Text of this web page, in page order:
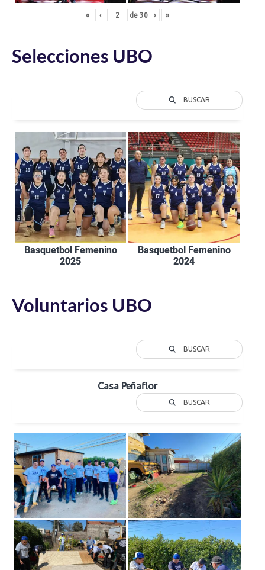
« ‹ de 30 › »
Selecciones UBO
BUSCAR
Basquetbol Femenino
2025
Basquetbol Femenino
2024
Voluntarios UBO
BUSCAR
Casa Peñaflor
BUSCAR